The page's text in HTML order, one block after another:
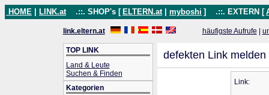
HOME LINK.at .::. SHOP's [ ELTERN.at myboshi ] .::. EXTERN [
link.eltern.at häufigste Aufrufe
TOP LINK
Land & Leute
Suchen & Finden
Kategorien
defekten Link melden
Link: